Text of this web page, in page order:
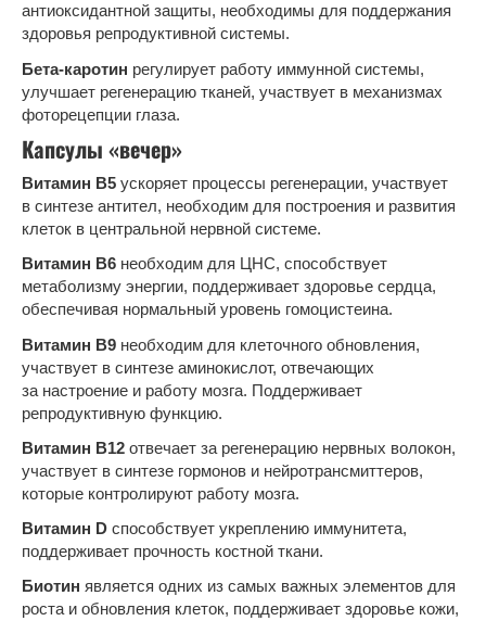
антиоксидантной защиты, необходимы для поддержания
здоровья репродуктивной системы.
Бета-каротин регулирует работу иммунной системы,
улучшает регенерацию тканей, участвует в механизмах
фоторецепции глаза.
Капсулы «вечер»
Витамин В5 ускоряет процессы регенерации, участвует
в синтезе антител, необходим для построения и развития
клеток в центральной нервной системе.
Витамин В6 необходим для ЦНС, способствует
метаболизму энергии, поддерживает здоровье сердца,
обеспечивая нормальный уровень гомоцистеина.
Витамин В9 необходим для клеточного обновления,
участвует в синтезе аминокислот, отвечающих
за настроение и работу мозга. Поддерживает
репродуктивную функцию.
Витамин В12 отвечает за регенерацию нервных волокон,
участвует в синтезе гормонов и нейротрансмиттеров,
которые контролируют работу мозга.
Витамин D способствует укреплению иммунитета,
поддерживает прочность костной ткани.
Биотин является одних из самых важных элементов для
роста и обновления клеток, поддерживает здоровье кожи,